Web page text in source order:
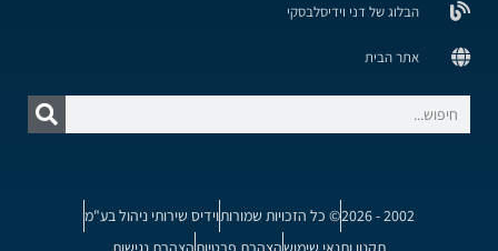
הבלוג של דני וידיסלבסקי
אתר הבית
2002 - 2026 © כל הזכויות שמורותוידיס שירותי ניהול בע"מ